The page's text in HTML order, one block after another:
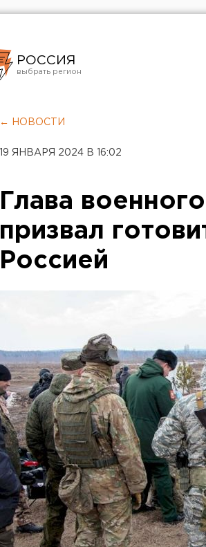
РОССИЯ
Челябинск
← НОВОСТИ
19 ЯНВАРЯ 2024 В 16:02
Глава
призвал
Россией